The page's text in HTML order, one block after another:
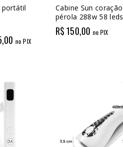
portátil
no PIX
Cabine Sun coração
pérola 288w 58 leds
R$ 150,00 no PIX